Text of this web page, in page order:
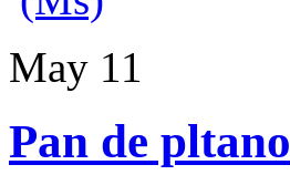
May 11
Pan de pltano